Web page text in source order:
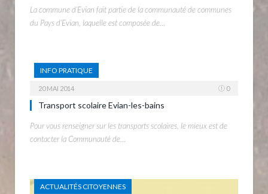
La commune d’Evian fait partie de la communauté de communes
du Pays d’Evian, laquelle est composée de…
INFO PRATIQUE
20 MAI 2014 0
Transport scolaire Evian-les-bains
Pour vous renseigner sur les transports scolaires, le mieux est de
contacter la Communauté de…
ACTUALITÉS CITOYENNES